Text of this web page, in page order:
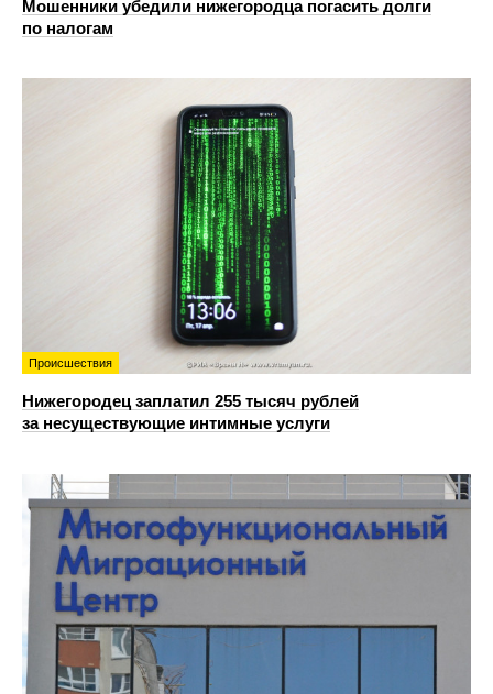
Мошенники убедили нижегородца погасить долги
по налогам
Происшествия
Нижегородец заплатил 255 тысяч рублей
за несуществующие интимные услуги